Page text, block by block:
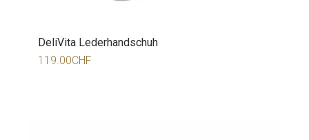
DeliVita Lederhandschuh
119.00CHF